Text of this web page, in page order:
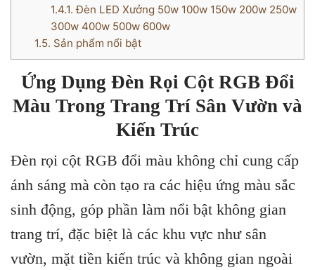
1.4.1. Đèn LED Xưởng 50w 100w 150w 200w 250w
300w 400w 500w 600w
1.5. Sản phẩm nổi bật
Ứng Dụng Đèn Rọi Cột RGB Đổi
Màu Trong Trang Trí Sân Vườn và
Kiến Trúc
Đèn rọi cột RGB đổi màu không chỉ cung cấp
ánh sáng mà còn tạo ra các hiệu ứng màu sắc
sinh động, góp phần làm nổi bật không gian
trang trí, đặc biệt là các khu vực như sân
vườn, mặt tiền kiến trúc và không gian ngoài